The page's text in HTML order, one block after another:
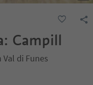
Campill
di Funes